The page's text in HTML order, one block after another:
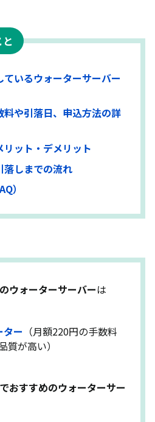
と
ているウォーターサーバー
料や引落日、申込方法の詳
リット・デメリット
落しまでの流れ
）
ウォーターサーバーは
ター （月額220円の手数料
質が高い）
おすすめのウォーターサー